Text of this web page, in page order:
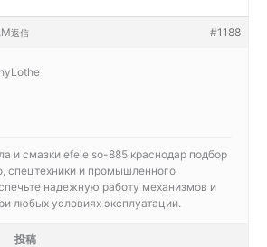
#1188
返信
и смазки efele so-885 краснодар подбор
спецтехники и промышленного
надежную работу механизмов и
любых условиях эксплуатации.
投稿